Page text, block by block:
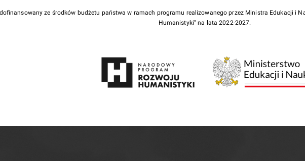
ze środków budżetu państwa w ramach programu realizowanego przez Ministra Edukacji i
Humanistyki” na lata 2022-2027.